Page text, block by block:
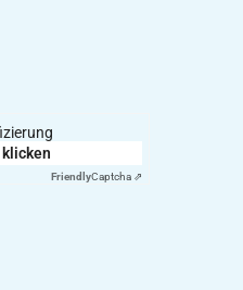
FriendlyCaptcha ⇗